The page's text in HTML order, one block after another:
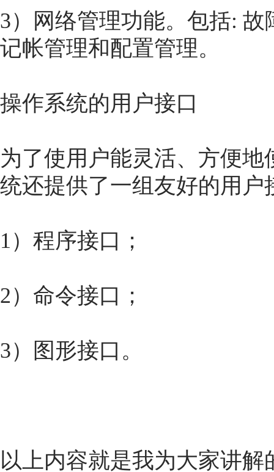
3）网络管理功能。包括:
记帐管理和配置管理。
操作系统的用户接口
为了使用户能灵活、方便
统还提供了一组友好的用户
1）程序接口；
2）命令接口；
3）图形接口。
以上内容就是我为大家讲解